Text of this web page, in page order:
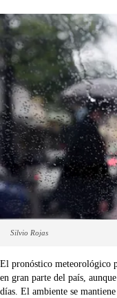
Silvio Rojas
El pronóstico meteorológico
en gran parte del país,
días. El ambiente se